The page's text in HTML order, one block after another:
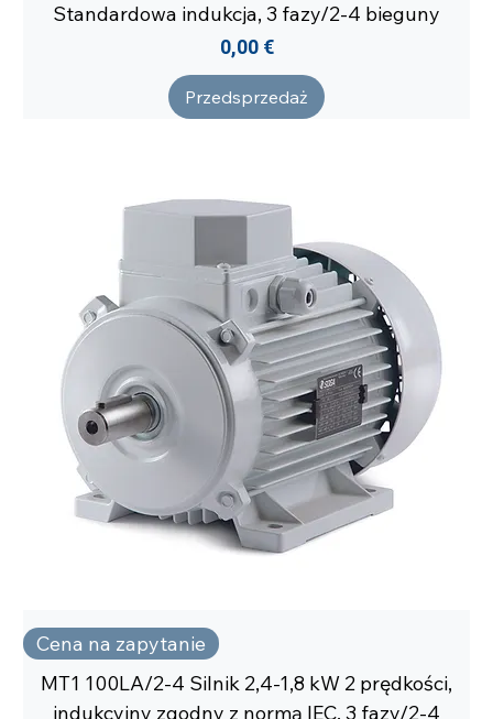
Standardowa indukcja, 3 fazy/2-4 bieguny
Cena
0,00 €
Przedsprzedaż
Cena na zapytanie
MT1 100LA/2-4 Silnik 2,4-1,8 kW 2 prędkości,
indukcyjny zgodny z normą IEC, 3 fazy/2-4